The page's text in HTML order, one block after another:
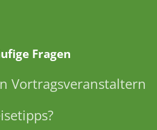
Fragen
Vortragsveranstaltern